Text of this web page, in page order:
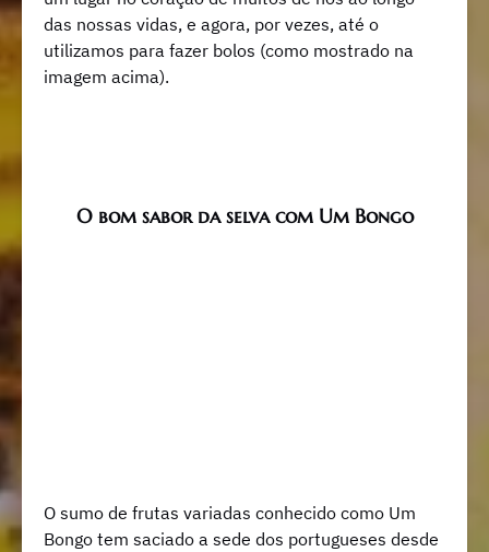
das nossas vidas, e agora, por vezes, até o
utilizamos para fazer bolos (como mostrado na
imagem acima).
O bom sabor da selva com Um Bongo
O sumo de frutas variadas conhecido como Um
Bongo tem saciado a sede dos portugueses desde